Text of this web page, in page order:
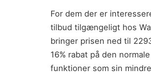
For dem der er
tilbud tilgængeligt hos
bringer prisen ned til
16% rabat på den
funktioner som sin